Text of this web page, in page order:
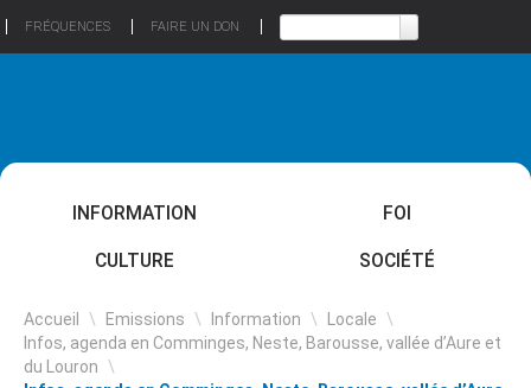
FRÉQUENCES FAIRE UN DON
INFORMATION FOI
CULTURE SOCIÉTÉ
Accueil \ Emissions \ Information \ Locale \
Infos, agenda en Comminges, Neste, Barousse, vallée d’Aure et
du Louron \